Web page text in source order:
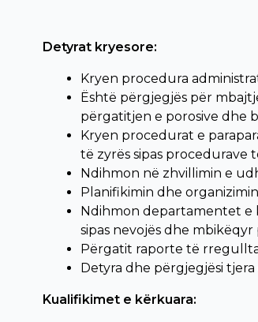
Detyrat kryesore:
Kryen procedura
Është përgjegjës për
përgatitjen e porosive dhe
Kryen procedurat e
të zyrës sipas procedurave
Ndihmon në zhvillimin e
Planifikimin dhe
Ndihmon departamentet e
sipas nevojës dhe
Përgatit raporte të
Detyra dhe përgjegjësi
Kualifikimet e kërkuara: